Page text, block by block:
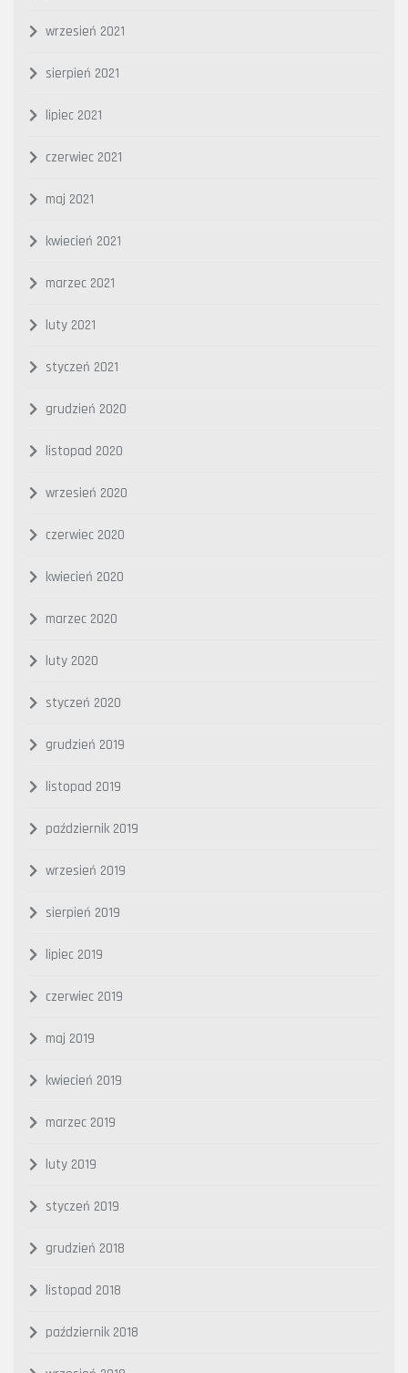
wrzesień 2021
sierpień 2021
lipiec 2021
czerwiec 2021
maj 2021
kwiecień 2021
marzec 2021
luty 2021
styczeń 2021
grudzień 2020
listopad 2020
wrzesień 2020
czerwiec 2020
kwiecień 2020
marzec 2020
luty 2020
styczeń 2020
grudzień 2019
listopad 2019
październik 2019
wrzesień 2019
sierpień 2019
lipiec 2019
czerwiec 2019
maj 2019
kwiecień 2019
marzec 2019
luty 2019
styczeń 2019
grudzień 2018
listopad 2018
październik 2018